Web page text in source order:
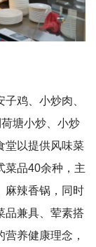
鸡、小炒肉、
塘小炒、小炒
堂以提供风味菜
菜品40余种，主
麻辣香锅，同时
品兼具、荤素搭
养健康理念，